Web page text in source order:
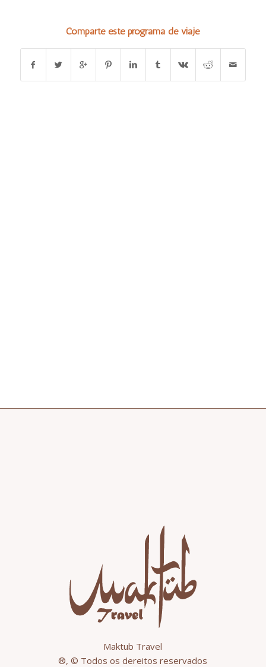
Comparte este programa de viaje
Maktub Travel
®, © Todos os dereitos reservados